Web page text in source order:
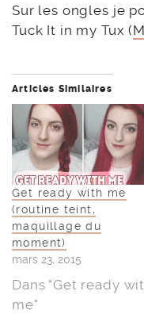
Sur les ongles je
Tuck It in my Tux (
Articles Similaires
Get ready with me
(routine teint,
maquillage du
moment)
mars 23, 2015
Dans "Get ready
me"